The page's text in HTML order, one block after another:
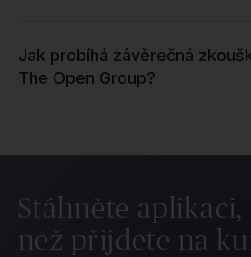
Jak probíhá závěrečná
The Open Group?
Stáhněte aplikaci,
než přijdete na